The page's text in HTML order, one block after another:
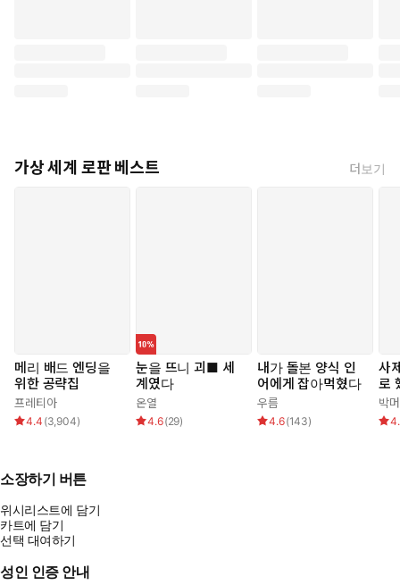
가상 세계 로판 베스트 더보기
메리 배드 엔딩을
위한 공략집
프레티아
4.4 (3,904)
눈을 뜨니 괴■ 세
계였다
온열
4.6(29)
내가 돌본 양식 인
어에게 잡아먹혔다
우름
4.6(143)
사
로
박
소장하기 버튼
위시리스트에 담기
카트에 담기
선택 대여하기
성인 인증 안내